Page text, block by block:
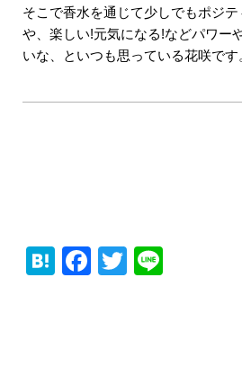
そこで香水を通じて少しでもポジ
や、楽しい!元気になる!などパワー
いな、といつも思っている花咲です
Hatena
Facebook
Twitter